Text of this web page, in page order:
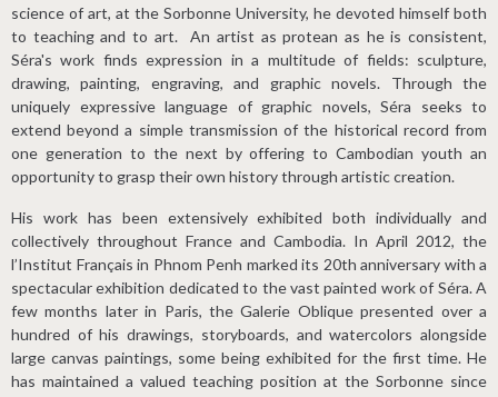
science of art, at the Sorbonne University, he devoted himself both
to teaching and to art. An artist as protean as he is consistent,
Séra's work finds expression in a multitude of fields: sculpture,
drawing, painting, engraving, and graphic novels. Through the
uniquely expressive language of graphic novels, Séra seeks to
extend beyond a simple transmission of the historical record from
one generation to the next by offering to Cambodian youth an
opportunity to grasp their own history through artistic creation.
His work has been extensively exhibited both individually and
collectively throughout France and Cambodia. In April 2012, the
l’Institut Français in Phnom Penh marked its 20th anniversary with a
spectacular exhibition dedicated to the vast painted work of Séra. A
few months later in Paris, the Galerie Oblique presented over a
hundred of his drawings, storyboards, and watercolors alongside
large canvas paintings, some being exhibited for the first time. He
has maintained a valued teaching position at the Sorbonne since